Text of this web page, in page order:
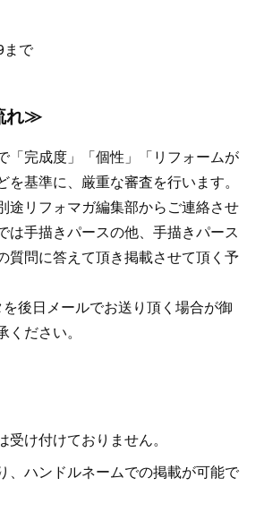
まで
れ≫
「完成度」「個性」「リフォームが
を基準に、厳重な審査を行います。
途リフォマガ編集部からご連絡させ
は手描きパースの他、手描きパース
質問に答えて頂き掲載させて頂く予
後日メールでお送り頂く場合が御
ださい。
受け付けておりません。
、ハンドルネームでの掲載が可能で